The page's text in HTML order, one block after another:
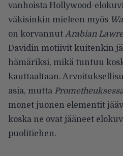
vanhoista Hollywood-
väkisinkin mieleen myös
on korvannut Arabian
Davidin motiivit kuitenkin
hämäriksi, mikä tuntuu
kauttaaltaan.
asia, mutta
monet juonen elementit
koska ne ovat jääneet
puolitiehen.